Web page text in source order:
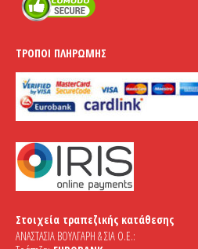
ΤΡΌΠΟΙ ΠΛΗΡΩΜΉΣ
Στοιχεία τραπεζικής κατάθεσης
ΑΝΑΣΤΑΣΙΑ ΒΟΥΛΓΑΡΗ & ΣΙΑ Ο.Ε.: